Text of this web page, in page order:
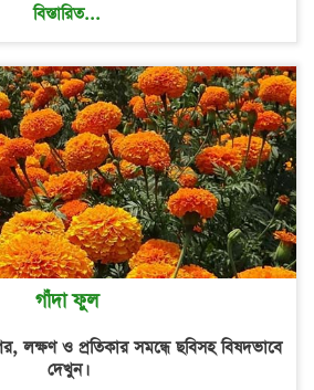
বিস্তারিত...
গাঁদা ফুল
লক্ষণ ও প্রতিকার সমন্ধে ছবিসহ বিষদভাবে
দেখুন।